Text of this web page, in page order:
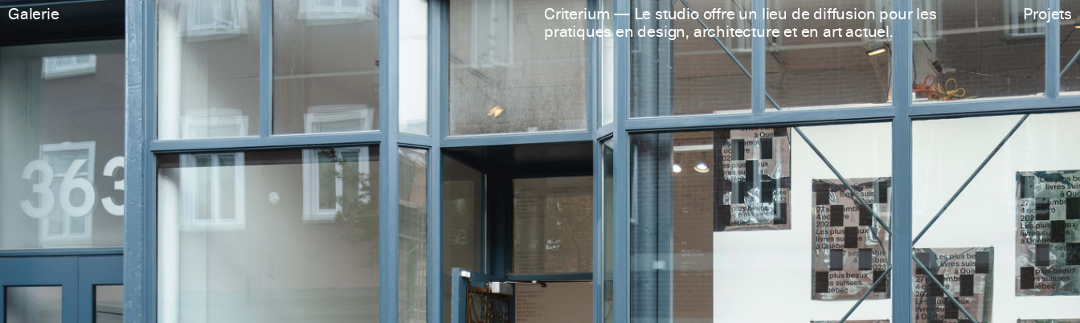
Projets
Galerie Criterium — Le studio offre un lieu de diffusion pour les
pratiques en design, architecture et en art actuel.